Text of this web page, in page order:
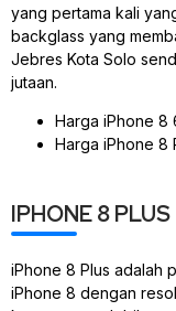
yang pertama kali
backglass yang
Jebres Kota Solo
jutaan.
Harga iPhone 8
Harga iPhone 8
IPHONE 8 PLUS
iPhone 8 Plus adalah
iPhone 8 dengan